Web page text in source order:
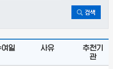
여일 사유
추천기
관